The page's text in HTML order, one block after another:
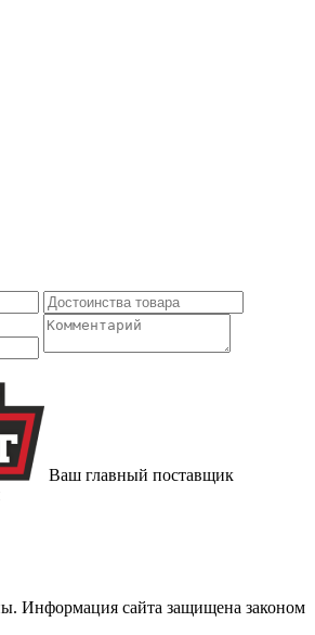
Ваш главный поставщик
Информация сайта защищена законом